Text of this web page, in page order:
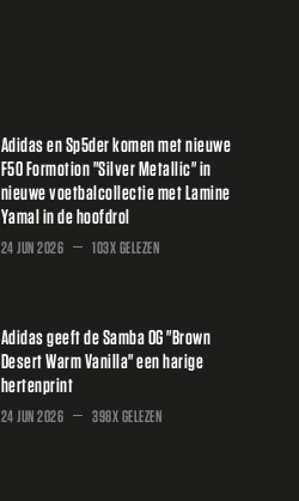
Adidas en Sp5der komen met nieuwe
F50 Formotion "Silver Metallic" in
nieuwe voetbalcollectie met Lamine
Yamal in de hoofdrol
24 JUN 2026 103X GELEZEN
Adidas geeft de Samba OG "Brown
Desert Warm Vanilla" een harige
hertenprint
24 JUN 2026 398X GELEZEN